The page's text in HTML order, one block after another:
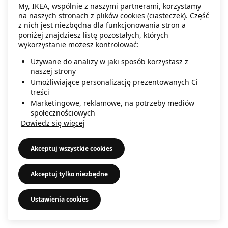
information).
My, IKEA, wspólnie z naszymi partnerami, korzystamy
na naszych stronach z plików cookies (ciasteczek). Część
z nich jest niezbędna dla funkcjonowania stron a
poniżej znajdziesz listę pozostałych, których
wykorzystanie możesz kontrolować:
Używane do analizy w jaki sposób korzystasz z
naszej strony
Umożliwiające personalizację prezentowanych Ci
treści
Marketingowe, reklamowe, na potrzeby mediów
społecznościowych
Dowiedz się więcej
Akceptuj wszystkie cookies
Akceptuj tylko niezbędne
Ustawienia cookies